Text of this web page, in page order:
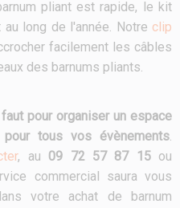
pliant est rapide, le kit
long de l'année. Notre clip
facilement les câbles
des barnums pliants.
pour organiser un espace
tous vos évènements.
, au 09 72 57 87 15ou
commercial saura vous
votre achat de barnum